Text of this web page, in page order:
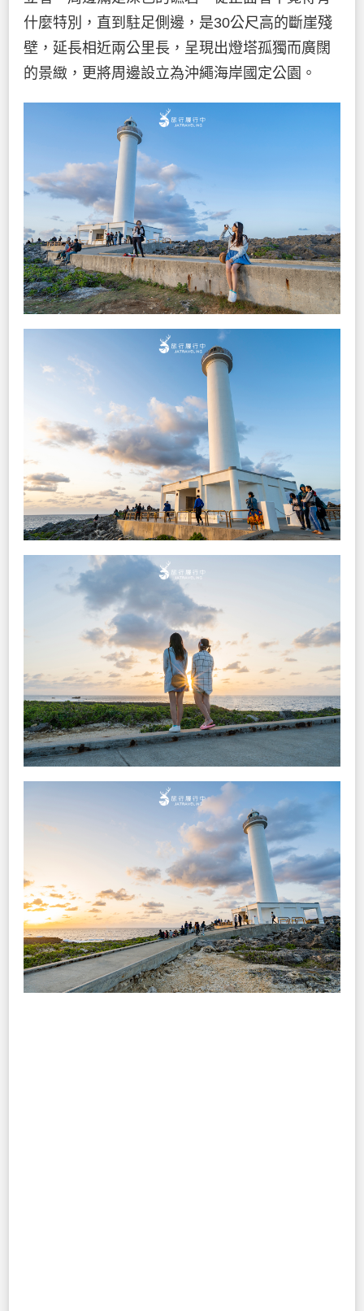
什麼特別，直到駐足側邊，是30公尺高的斷崖殘
壁，延長相近兩公里長，呈現出燈塔孤獨而廣闊
的景緻，更將周邊設立為沖繩海岸國定公園。